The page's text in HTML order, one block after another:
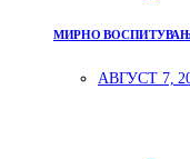
МИРНО
АВГУСТ 7,